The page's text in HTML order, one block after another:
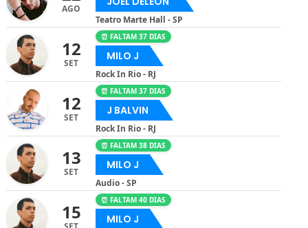
AGO
Teatro Marte Hall - SP
12
SET
⏰ FALTAM 37 DIAS
MILO J
Rock In Rio - RJ
12
SET
⏰ FALTAM 37 DIAS
J BALVIN
Rock In Rio - RJ
13
SET
⏰ FALTAM 38 DIAS
MILO J
Audio - SP
15
⏰ FALTAM 40 DIAS
MILO J